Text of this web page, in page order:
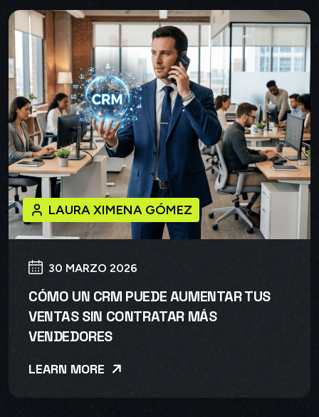
30 MARZO 2026
LAURA XIMENA GÓMEZ
CÓMO UN CRM PUEDE AUMENTAR TUS
VENTAS SIN CONTRATAR MÁS
VENDEDORES
LEARN MORE